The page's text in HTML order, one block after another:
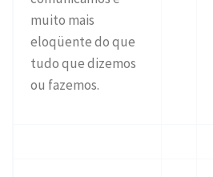
muito mais
eloqüente do que
tudo que dizemos
ou fazemos.